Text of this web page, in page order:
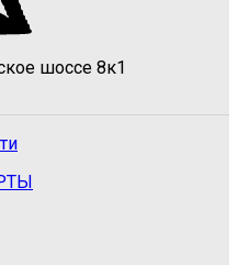
шоссе 8к1